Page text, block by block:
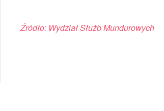
Źródło: Wydział Służb Mundurowych